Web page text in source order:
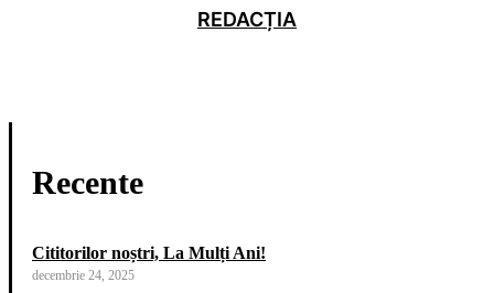
REDACȚIA
Recente
Cititorilor noștri, La Mulți Ani!
decembrie 24, 2025